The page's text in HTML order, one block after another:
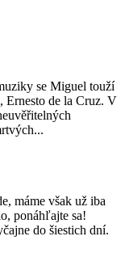
se Miguel touží
Ernesto de la Cruz. V
máme však už iba
ponáhľajte sa!
do šiestich dní.